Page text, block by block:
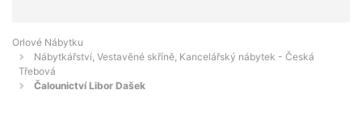
Orlové Nábytku
Nábytkářství, Vestavěné skříně, Kancelářský nábytek - Česká
Třebová
Čalounictví Libor Dašek